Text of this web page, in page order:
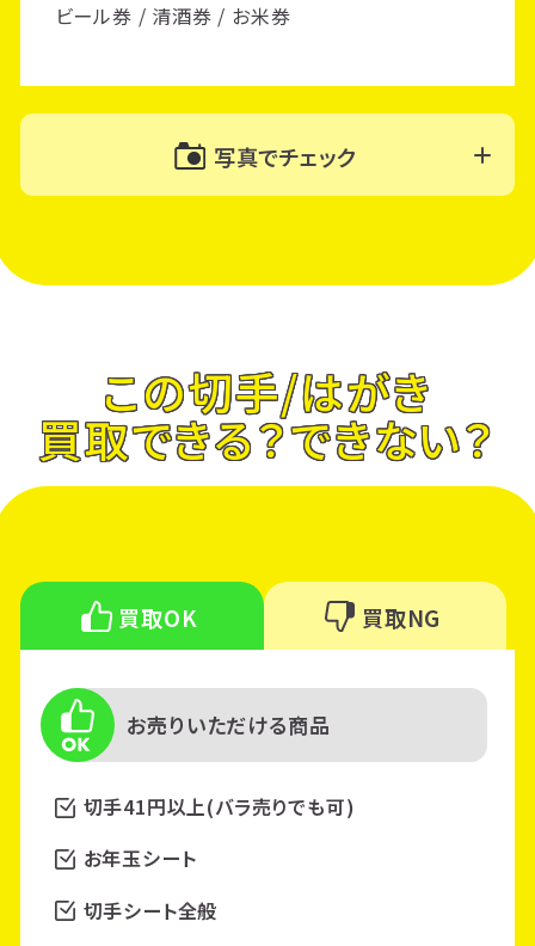
ビール券 / 清酒券 / お米券
写真でチェック
この切手/はがき
買取できる？できない？
買取OK 買取NG
お売りいただける商品
切手41円以上(バラ売りでも可)
お年玉シート
切手シート全般